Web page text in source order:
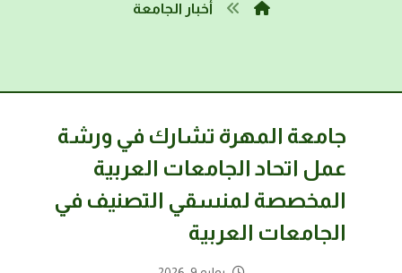
أخبار الجامعة
جامعة المهرة تشارك في ورشة
عمل اتحاد الجامعات العربية
المخصصة لمنسقي التصنيف في
الجامعات العربية